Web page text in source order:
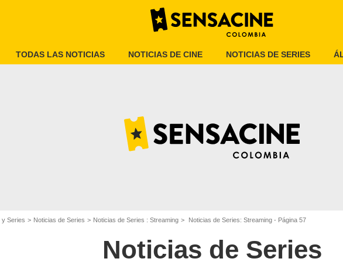
TODAS LAS NOTICIAS NOTICIAS DE CINE NOTICIAS DE SERIES
y Series Noticias de Series Noticias de Series : Streaming Noticias de Series: Streaming - Página 57
Noticias de Series